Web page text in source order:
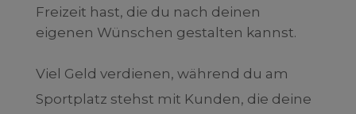
Freizeit hast, die du nach deinen
eigenen Wünschen gestalten kannst.
Viel Geld verdienen, während du am
Sportplatz stehst mit Kunden, die deine